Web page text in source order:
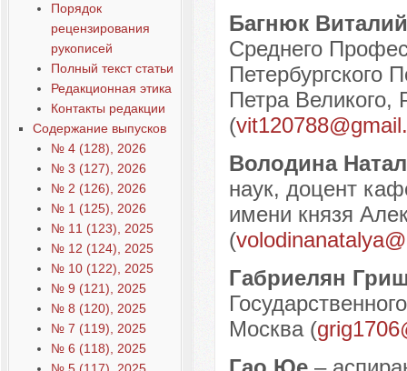
Порядок
рецензирования
рукописей
Полный текст статьи
Редакционная этика
Контакты редакции
Содержание выпусков
№ 4 (128), 2026
№ 3 (127), 2026
№ 2 (126), 2026
№ 1 (125), 2026
№ 11 (123), 2025
№ 12 (124), 2025
№ 10 (122), 2025
№ 9 (121), 2025
№ 8 (120), 2025
№ 7 (119), 2025
№ 6 (118), 2025
Багнюк
Среднего
Петербургского
Петра Великого,
(
Володина
наук, доцент
имени князя
(
Габриелян
Москва (